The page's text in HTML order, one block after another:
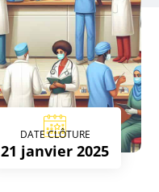
DATE CLÔTURE
21 janvier 2025